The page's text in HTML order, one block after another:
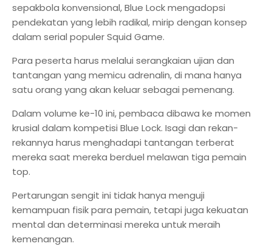
sepakbola konvensional, Blue Lock mengadopsi
pendekatan yang lebih radikal, mirip dengan konsep
dalam serial populer Squid Game.
Para peserta harus melalui serangkaian ujian dan
tantangan yang memicu adrenalin, di mana hanya
satu orang yang akan keluar sebagai pemenang.
Dalam volume ke-10 ini, pembaca dibawa ke momen
krusial dalam kompetisi Blue Lock. Isagi dan rekan-
rekannya harus menghadapi tantangan terberat
mereka saat mereka berduel melawan tiga pemain
top.
Pertarungan sengit ini tidak hanya menguji
kemampuan fisik para pemain, tetapi juga kekuatan
mental dan determinasi mereka untuk meraih
kemenangan.